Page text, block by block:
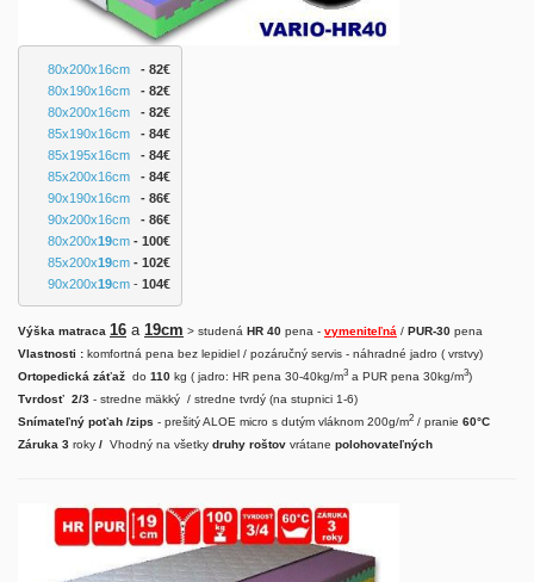
80x200x16cm
   - 82€
80x190x16cm
   - 82
€
80x200x16cm
   - 82€
85x190x16cm
- 84€
85x195x16cm
- 84€
85x200x16cm
- 84€
90x190x16cm
- 86€
90x200x16cm
- 86€
80x200x19cm - 100€
85x200x19cm - 102€
90x200x19cm - 104€
Výška matraca 16 a 19cm > studená HR 40 pena - vymeniteľná / PUR-30 pena
Vlastnosti : komfortná pena bez lepidiel / pozáručný servis - náhradné jadro ( vrstvy)
Ortopedická záťaž do 110 kg ( jadro: HR pena 30-40kg/m3 a PUR pena 30kg/m3)
Tvrdosť 2/3 - stredne mäkký / stredne tvrdý (na stupnici 1-6)
Snímateľný poťah /zips - prešitý ALOE micro s dutým vláknom 200g/m2 / pranie 60°C
Záruka 3 roky / Vhodný na všetky druhy roštov vrátane polohovateľných